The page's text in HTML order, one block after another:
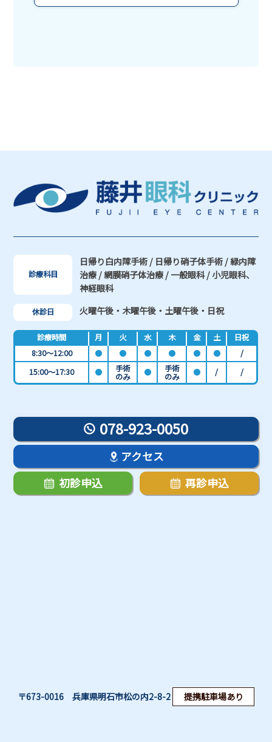
診療科目
日帰り白内障手術 / 日帰り硝子体手術 / 緑内障
治療 / 網膜硝子体治療 / 一般眼科 / 小児眼科、
神経眼科
休診日 火曜午後・木曜午後・土曜午後・日祝
診療時間 月 火 水 木 金 土
日祝
8:30～12:00
● ● ● ● ● ●
/
15:00～17:30
● 手術
のみ ● 手術
のみ ● / /
078-923-0050
アクセス
初診申込
再診申込
〒673-0016 兵庫県明石市松の内2-8-2 提携駐車場あり